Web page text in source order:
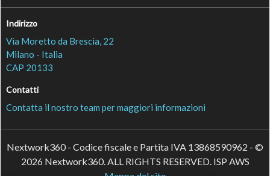
Indirizzo
Via Moretto da Brescia, 22
Milano - Italia
CAP 20133
Contatti
Contatta il nostro team per maggiori informazioni
Nextwork360 - Codice fiscale e Partita IVA 13868590962 - ©
2026 Nextwork360. ALL RIGHTS RESERVED. ISP AWS